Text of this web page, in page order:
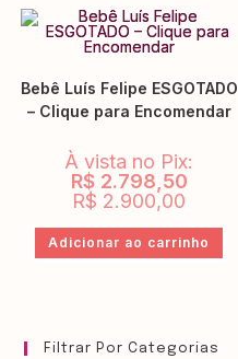
Bebê Luís Felipe ESGOTADO
– Clique para Encomendar
À vista no Pix:
R$2.798,50
R$ 2.900,00
Adicionar ao carrinho
Filtrar Por Categorias